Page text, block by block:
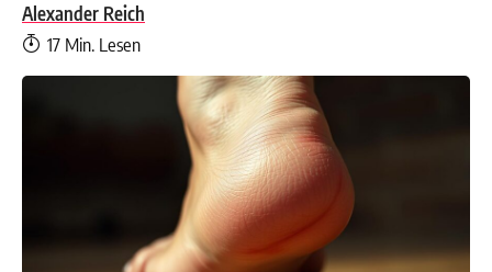
Alexander Reich
17 Min. Lesen